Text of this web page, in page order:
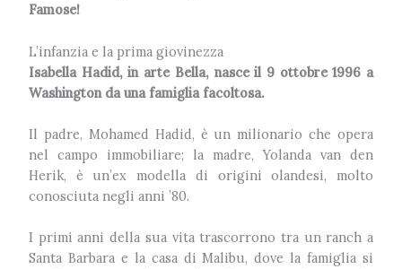
Famose!
L’infanzia e la prima giovinezza
Isabella Hadid, in arte Bella, nasce il 9 ottobre 1996 a
Washington da una famiglia facoltosa.
Il padre, Mohamed Hadid, è un milionario che opera
nel campo immobiliare; la madre, Yolanda van den
Herik, è un’ex modella di origini olandesi, molto
conosciuta negli anni ’80.
I primi anni della sua vita trascorrono tra un ranch a
Santa Barbara e la casa di Malibu, dove la famiglia si